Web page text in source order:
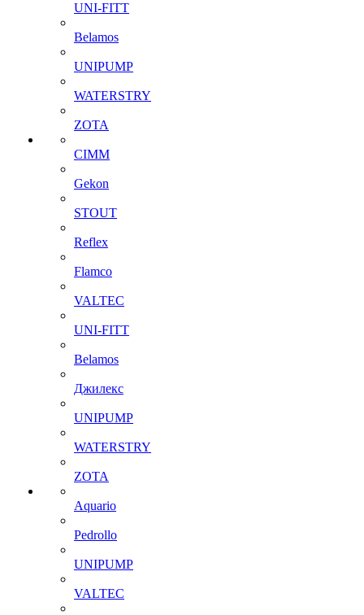
UNI-FITT
Belamos
UNIPUMP
WATERSTRY
ZOTA
CIMM
Gekon
STOUT
Reflex
Flamco
VALTEC
UNI-FITT
Belamos
Джилекс
UNIPUMP
WATERSTRY
ZOTA
Aquario
Pedrollo
UNIPUMP
VALTEC